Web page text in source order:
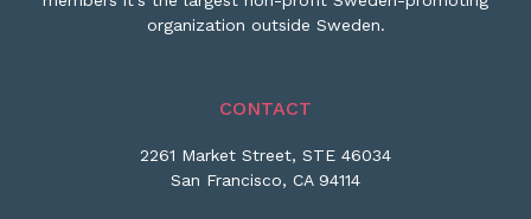
organization outside Sweden.
CONTACT
2261 Market Street, STE 46034
San Francisco, CA 94114